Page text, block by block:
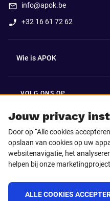
Jouw privacy
Door op “Alle cookies
opslaan van cookies op uw
websitenavigatie, het
helpen bij onze
ALLE COOKIES
info@apok.be
+32 16 61 72 62
Wie is APOK
VOLG ONS OP
Facebook
Instagram